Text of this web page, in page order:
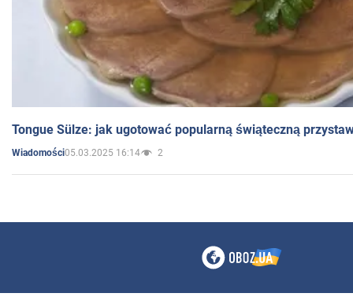
Tongue Sülze: jak ugotować popularną świąteczną
Wiadomości05.03.2025 16:14 2